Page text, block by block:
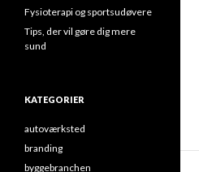
Fysioterapi og sportsudøvere
Tips, der vil gøre dig mere
sund
KATEGORIER
autoværksted
branding
byggebranchen